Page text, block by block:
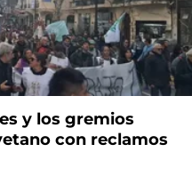
y los gremios
con reclamos